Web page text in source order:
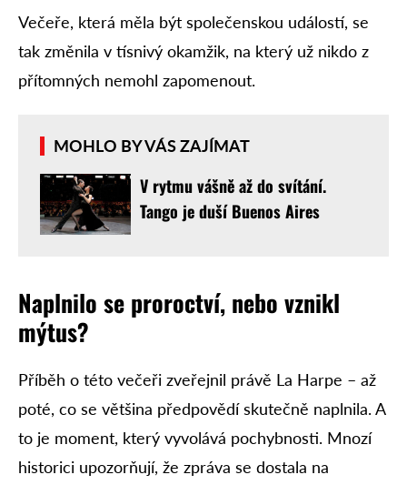
Večeře, která měla být společenskou událostí, se
tak změnila v tísnivý okamžik, na který už nikdo z
přítomných nemohl zapomenout.
MOHLO BY VÁS ZAJÍMAT
V rytmu vášně až do svítání.
Tango je duší Buenos Aires
Naplnilo se proroctví, nebo vznikl
mýtus?
Příběh o této večeři zveřejnil právě La Harpe – až
poté, co se většina předpovědí skutečně naplnila. A
to je moment, který vyvolává pochybnosti. Mnozí
historici upozorňují, že zpráva se dostala na